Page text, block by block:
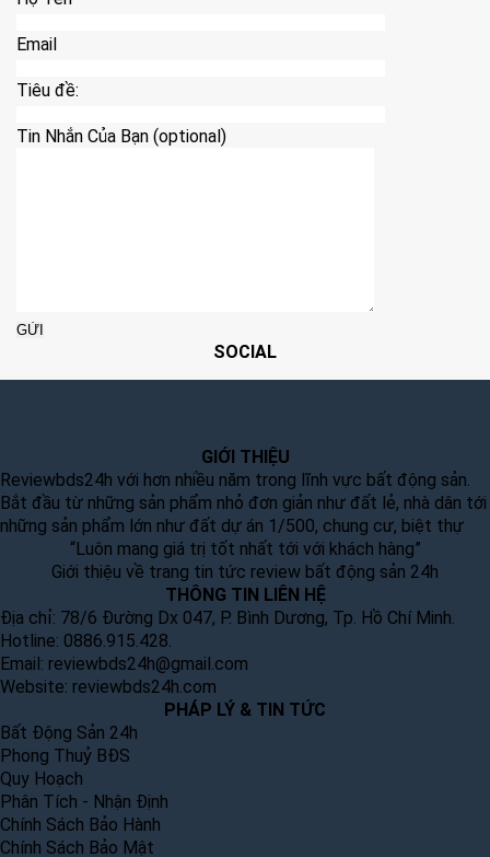
Email
Tiêu đề:
Tin Nhắn Của Bạn (optional)
SOCIAL
GIỚI THIỆU
Reviewbds24h với hơn nhiều năm trong lĩnh vực bất động sản.
Bắt đầu từ những sản phẩm nhỏ đơn giản như đất lẻ, nhà dân tới
những sản phẩm lớn như đất dự án 1/500, chung cư, biệt thự
“Luôn mang giá trị tốt nhất tới với khách hàng”
Giới thiệu về trang tin tức review bất động sản 24h
THÔNG TIN LIÊN HỆ
Địa chỉ: 78/6 Đường Dx 047, P. Bình Dương, Tp. Hồ Chí Minh.
Hotline: 0886.915.428.
Email: reviewbds24h@gmail.com
Website: reviewbds24h.com
PHÁP LÝ & TIN TỨC
Bất Động Sản 24h
Phong Thuỷ BĐS
Quy Hoạch
Phân Tích - Nhận Định
Chính Sách Bảo Hành
Chính Sách Bảo Mật